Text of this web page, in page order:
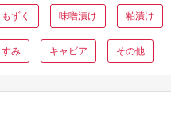
もずく 味噌漬け 粕漬け
み キャビア その他